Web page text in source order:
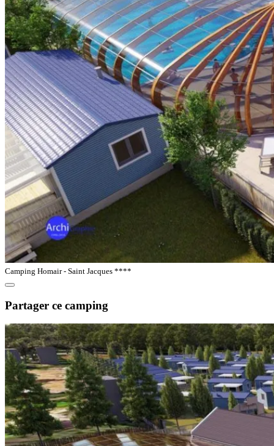
Camping Homair - Saint Jacques ****
Partager ce camping